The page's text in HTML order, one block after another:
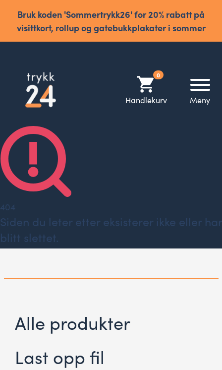
Bruk koden 'Sommertrykk26' for 20% rabatt på
visittkort, rollup og gatebukkplakater i sommer
shopping_cart0
Handlekurv Meny
404
Siden du leter etter eksisterer ikke eller har
blitt slettet.
Alle produkter
Last opp fil